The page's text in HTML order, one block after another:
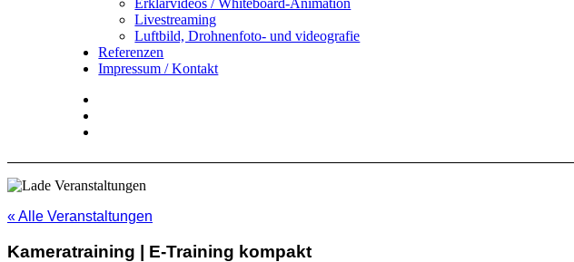
Erklärvideos / Whiteboard-Animation
Livestreaming
Luftbild, Drohnenfoto- und videografie
Referenzen
Impressum / Kontakt
« Alle Veranstaltungen
Kameratraining | E-Training kompakt